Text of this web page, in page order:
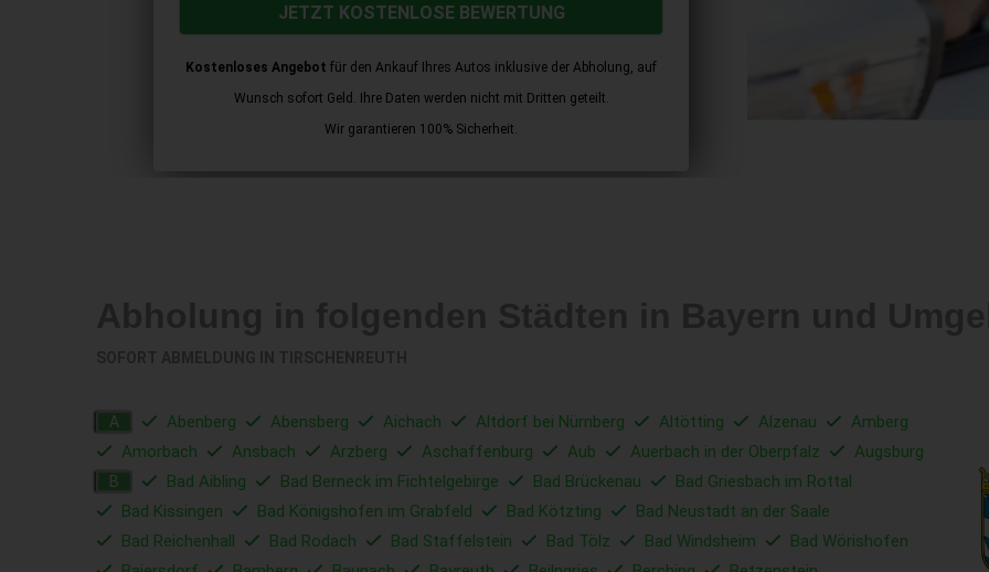
JETZT KOSTENLOSE BEWERTUNG
Kostenloses Angebot für den Ankauf Ihres Autos inklusive der Abholung, auf
Wunsch sofort Geld. Ihre Daten werden nicht mit Dritten geteilt.
Wir garantieren 100% Sicherheit.
A Abenberg Abensberg Aichach Altdorf bei Nürnberg Altötting Alzenau
Amberg
Amorbach
Ansbach Arzberg Aschaffenburg Aub Auerbach in der Oberpfalz Augsburg
B Bad Aibling Bad Berneck im Fichtelgebirge Bad Brückenau
Bad Griesbach im Rottal
Bad Kissingen
Bad Königshofen im Grabfeld Bad Kötzting
Bad Neustadt an der Saale
Bad Reichenhall
Bad Rodach Bad Staffelstein Bad Tölz Bad Windsheim
Bad Wörishofen